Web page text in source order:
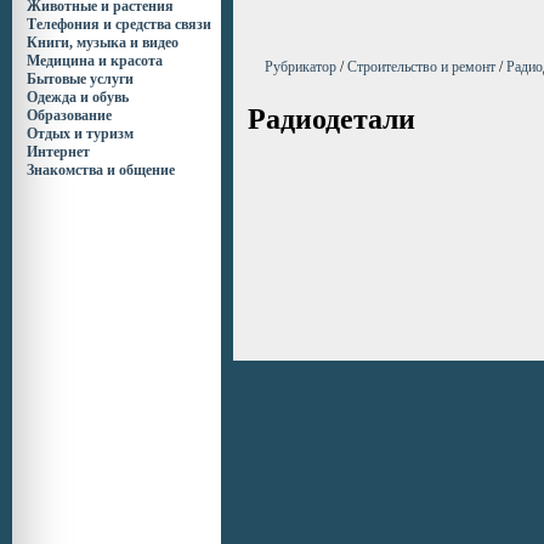
Животные и растения
Телефония и средства связи
Книги, музыка и видео
Медицина и красота
Бытовые услуги
Одежда и обувь
Образование
Отдых и туризм
Интернет
Знакомства и общение
Рубрикатор /Строительство и ремонт /
Радиодетали